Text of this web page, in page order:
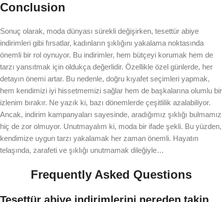
Conclusion
Sonuç olarak, moda dünyası sürekli değişirken, tesettür abiye
indirimleri gibi fırsatlar, kadınların şıklığını yakalama noktasında
önemli bir rol oynuyor. Bu indirimler, hem bütçeyi korumak hem de
tarzı yansıtmak için oldukça değerlidir. Özellikle özel günlerde, her
detayın önemi artar. Bu nedenle, doğru kıyafet seçimleri yapmak,
hem kendimizi iyi hissetmemizi sağlar hem de başkalarına olumlu bir
izlenim bırakır. Ne yazık ki, bazı dönemlerde çeşitlilik azalabiliyor.
Ancak, indirim kampanyaları sayesinde, aradığımız şıklığı bulmamız
hiç de zor olmuyor. Unutmayalım ki, moda bir ifade şekli. Bu yüzden,
kendimize uygun tarzı yakalamak her zaman önemli. Hayatın
telaşında, zarafeti ve şıklığı unutmamak dileğiyle…
Frequently Asked Questions